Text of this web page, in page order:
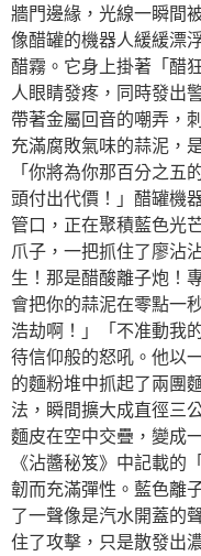
牆門邊緣，光線一瞬間
像醋罐的機器人緩緩漂
醋霧。它身上掛著「醋
人眼睛發疼，同時發出
帶著金屬回音的嘲弄，
充滿腐敗氣味的蒜泥，
「你將為你那百分之
頭付出代價！」醋罐機
管口，正在聚積藍色光
爪子，一把抓住了廖沾
生！那是醋酸離子炮！
會把你的蒜泥在零點一
浩劫啊！」「不准動我
待信仰般的怒吼。他以
的麵粉堆中抓起了兩團
法，瞬間擴大成直徑三
麵皮在空中交疊，變成
《沾醬秘笈》中記載的
韌而充滿彈性。藍色離
了一聲像是汽水開蓋的
住了攻擊，只是散發出